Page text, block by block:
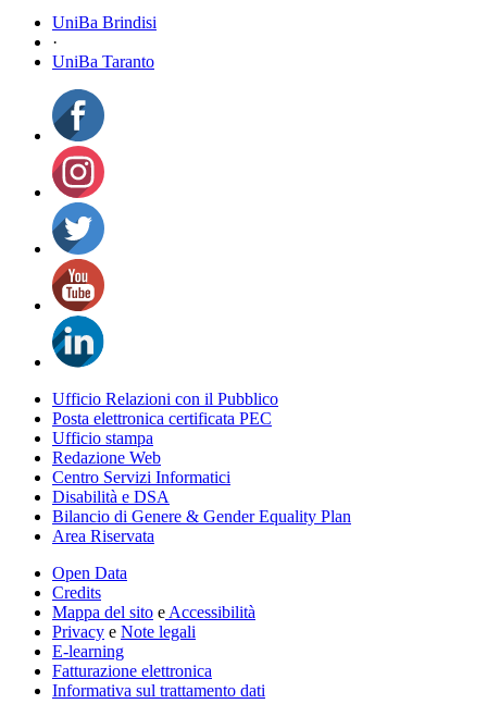
UniBa Brindisi
·
UniBa Taranto
Ufficio Relazioni con il Pubblico
Posta elettronica certificata PEC
Ufficio stampa
Redazione Web
Centro Servizi Informatici
Disabilità e DSA
Bilancio di Genere & Gender Equality Plan
Area Riservata
Open Data
Credits
Mappa del sito e Accessibilità
Privacy e Note legali
E-learning
Fatturazione elettronica
Informativa sul trattamento dati